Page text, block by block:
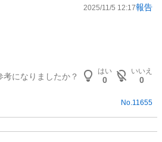
2025/11/5 12:17報告
考になりましたか？
はい
0
いいえ
0
No.11655